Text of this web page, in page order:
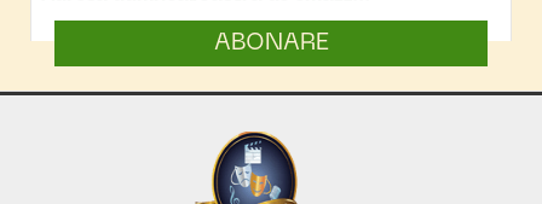
ABONARE